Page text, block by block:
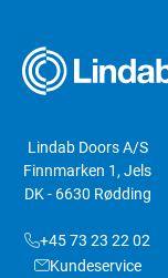
Lindab Doors A/S
Finnmarken 1, Jels
DK - 6630 Rødding
+45 73 23 22 02
Kundeservice